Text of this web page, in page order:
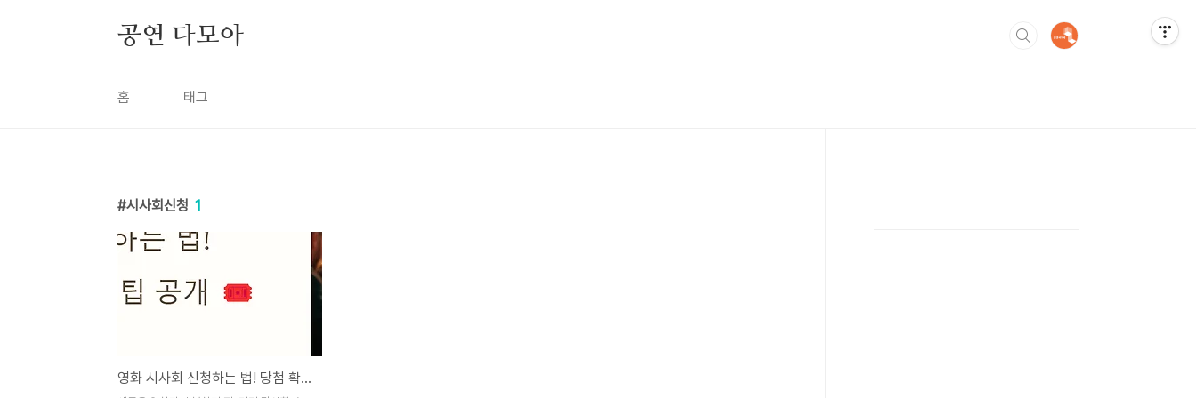
공연 다모아
홈 태그
시사회신청 1
영화 시사회 신청하는 법! 당첨 확률 높이는 팁 공개